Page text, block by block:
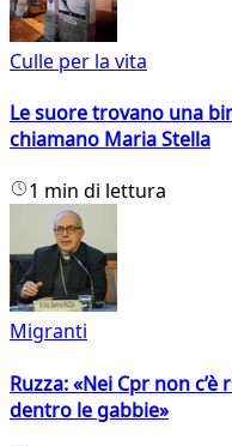
Culle per la vita
Le suore trovano una
chiamano Maria Stella
1 min di lettura
Migranti
Ruzza: «Nei Cpr non
dentro le gabbie»